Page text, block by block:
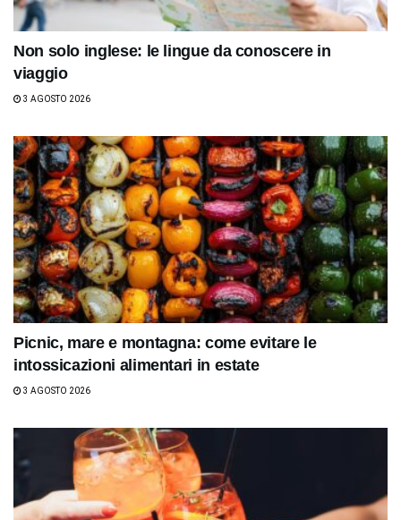
Non solo inglese: le lingue da conoscere in
viaggio
3 AGOSTO 2026
Picnic, mare e montagna: come evitare le
intossicazioni alimentari in estate
3 AGOSTO 2026